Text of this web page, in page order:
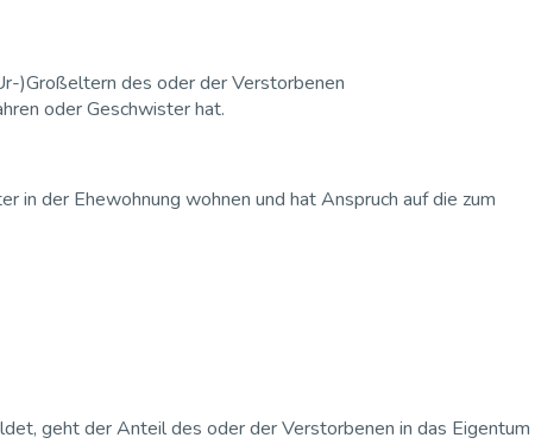
)Großeltern des oder der Verstorbenen
oder Geschwister hat.
der Ehewohnung wohnen und hat Anspruch auf die zum
geht der Anteil des oder der Verstorbenen in das Eigentum